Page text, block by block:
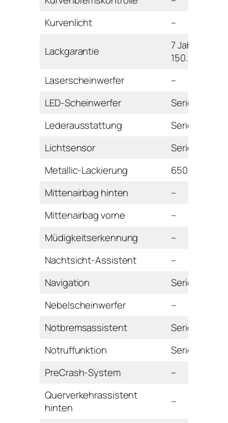
Kurvenlicht
–
Lackgarantie
7 Jahre oder
150.000 km
Laserscheinwerfer
–
LED-Scheinwerfer
Serie
Lederausstattung
Serie
Lichtsensor
Serie
Metallic-Lackierung
650 Euro
Mittenairbag hinten
–
Mittenairbag vorne
–
Müdigkeitserkennung
–
Nachtsicht-Assistent
–
Navigation
Serie
Nebelscheinwerfer
–
Notbremsassistent
Serie
Notruffunktion
Serie
PreCrash-System
–
Querverkehrassistent
hinten
–